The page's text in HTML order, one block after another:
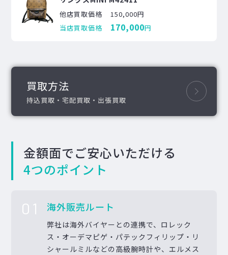
他店買取価格
150,000円
当店買取価格
170,000円
買取方法
持込買取・宅配買取・出張買取
金額面でご安心いただける
4つのポイント
01 海外販売ルート
弊社は海外バイヤーとの連携で、ロレック
ス・オーデマピゲ・パテックフィリップ・リ
シャールミルなどの高級腕時計や、エルメス